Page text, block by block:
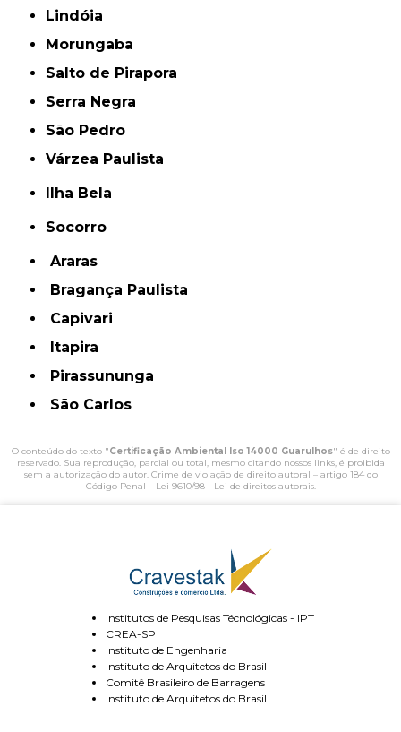
Lindóia
Morungaba
Salto de Pirapora
Serra Negra
São Pedro
Várzea Paulista
Ilha Bela
Socorro
Araras
Bragança Paulista
Capivari
Itapira
Pirassununga
São Carlos
O conteúdo do texto "Certificação Ambiental Iso 14000 Guarulhos" é de direito
reservado. Sua reprodução, parcial ou total, mesmo citando nossos links, é proibida
sem a autorização do autor. Crime de violação de direito autoral – artigo 184 do
Código Penal – Lei 9610/98 - Lei de direitos autorais.
Institutos de Pesquisas Técnológicas - IPT
CREA-SP
Instituto de Engenharia
Instituto de Arquitetos do Brasil
Comitê Brasileiro de Barragens
Instituto de Arquitetos do Brasil